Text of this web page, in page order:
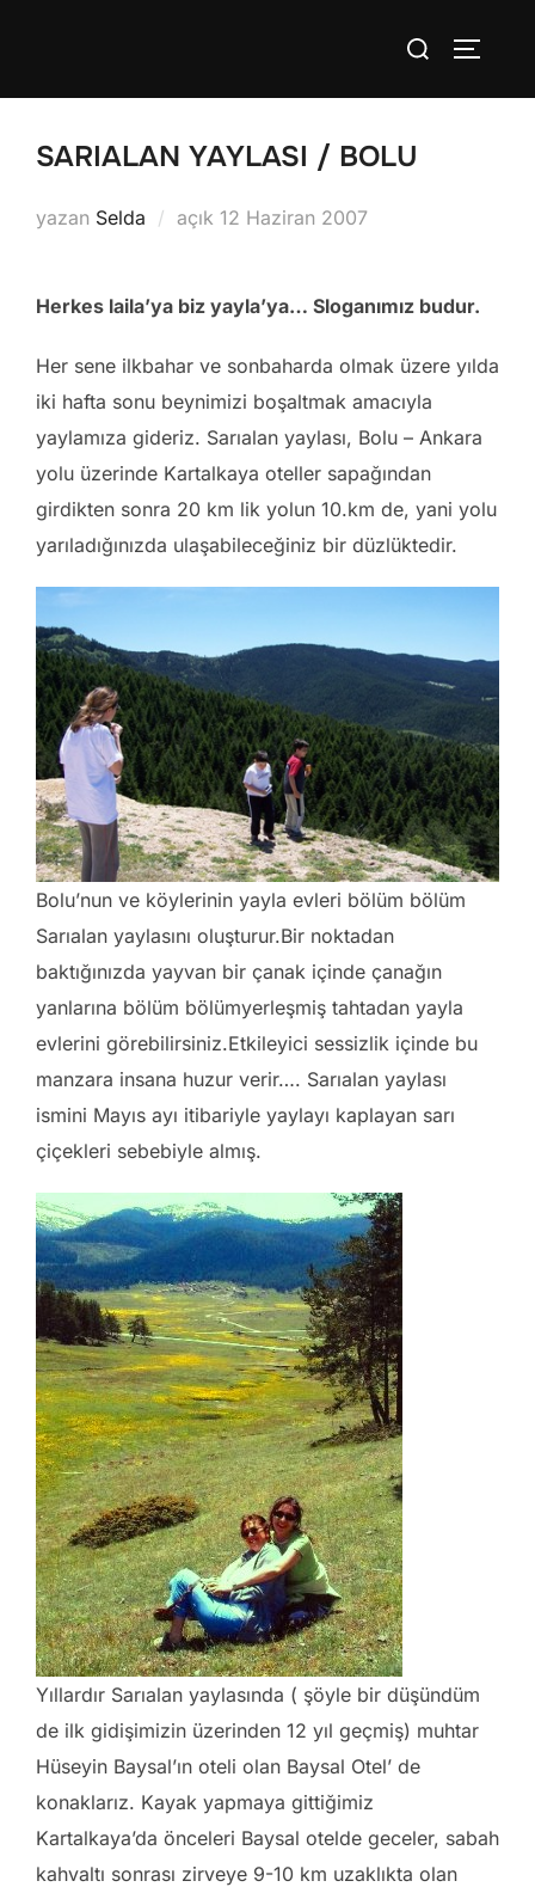
Aranacak
SARIALAN YAYLASI / BOLU
yazan Selda açık Yayımlanma
12 Haziran 2007
Herkes laila’ya biz yayla’ya… Sloganımız budur.
Her sene ilkbahar ve sonbaharda olmak üzere yılda
iki hafta sonu beynimizi boşaltmak amacıyla
yaylamıza gideriz. Sarıalan yaylası, Bolu – Ankara
yolu üzerinde Kartalkaya oteller sapağından
girdikten sonra 20 km lik yolun 10.km de, yani yolu
yarıladığınızda ulaşabileceğiniz bir düzlüktedir.
Bolu’nun ve köylerinin yayla evleri bölüm bölüm
Sarıalan yaylasını oluşturur.Bir noktadan
baktığınızda yayvan bir çanak içinde çanağın
yanlarına bölüm bölümyerleşmiş tahtadan yayla
evlerini görebilirsiniz.Etkileyici sessizlik içinde bu
manzara insana huzur verir…. Sarıalan yaylası
ismini Mayıs ayı itibariyle yaylayı kaplayan sarı
çiçekleri sebebiyle almış.
Yıllardır Sarıalan yaylasında ( şöyle bir düşündüm
de ilk gidişimizin üzerinden 12 yıl geçmiş) muhtar
Hüseyin Baysal’ın oteli olan Baysal Otel’ de
konaklarız. Kayak yapmaya gittiğimiz
Kartalkaya’da önceleri Baysal otelde geceler, sabah
kahvaltı sonrası zirveye 9-10 km uzaklıkta olan